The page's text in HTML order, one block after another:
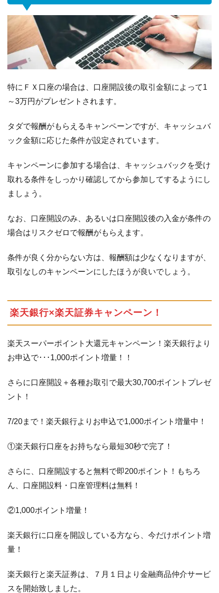
1.1
×楽
天証
ャン
ン！
1.2 外為
どっ
とコ
ャン
ペー
ー
バ
銀
行
ー
プ
グ
ラ
1.3.1
ビ
概
要
1.4
楽
天
ド
紹
為
ど
特にＦＸ口座の場合は、口座開設後の取引金額によって1
～3万円がプレゼントされます。
タダで報酬がもらえるキャンペーンですが、キャッシュバ
ック金額に応じた条件が設定されています。
キャンペーンに参加する場合は、キャッシュバックを受け
取れる条件をしっかり確認してから参加してするようにし
ましょう。
なお、口座開設のみ、あるいは口座開設後の入金が条件の
場合はリスクゼロで報酬がもらえます。
条件が良く分からない方は、報酬額は少なくなりますが、
取引なしのキャンペーンにしたほうが良いでしょう。
楽天銀行×楽天証券キャンペーン！
楽天スーパーポイント大還元キャンペーン！楽天銀行より
お申込で･･･1,000ポイント増量！！
さらに口座開設＋各種お取引で最大30,700ポイントプレゼ
ント！
7/20まで！楽天銀行よりお申込で1,000ポイント増量中！
①楽天銀行口座をお持ちなら最短30秒で完了！
さらに、口座開設すると無料で即200ポイント！もちろ
ん、口座開設料・口座管理料は無料！
②1,000ポイント増量！
楽天銀行に口座を開設している方なら、今だけポイント増
量！
楽天銀行と楽天証券は、７月１日より金融商品仲介サービ
スを開始致しました。